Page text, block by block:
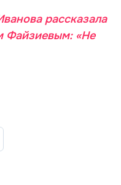
рассказала
Файзиевым: «Не